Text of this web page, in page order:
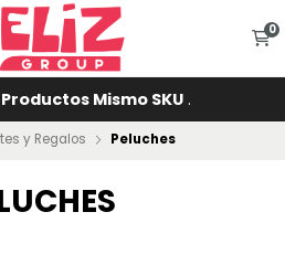
0
Mismo SKU.
y Regalos Peluches